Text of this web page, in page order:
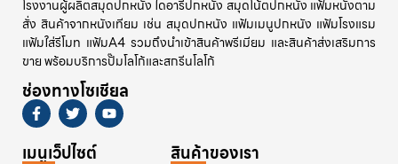
โรงงานผู้ผลิตสมุดปกหนัง ไดอารี่ปกหนัง สมุดโน้ตปกหนัง แฟ้มหนังตาม
สั่ง สินค้าจากหนังเทียม เช่น สมุดปกหนัง แฟ้มเมนูปกหนัง แฟ้มโรงแรม
แฟ้มใส่รีโมท แฟ้มA4 รวมถึงนำเข้าสินค้าพรีเมียม และสินค้าส่งเสริมการ
ขาย พร้อมบริการปั๊มโลโก้และสกรีนโลโก้
ช่องทางโซเชียล
เมนูเว็ปไซต์ สินค้าของเรา